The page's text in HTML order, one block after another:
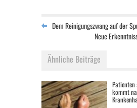
Dem Reinigungszwang auf der
Neue
Ähnliche Beiträge
Patienten
kommt